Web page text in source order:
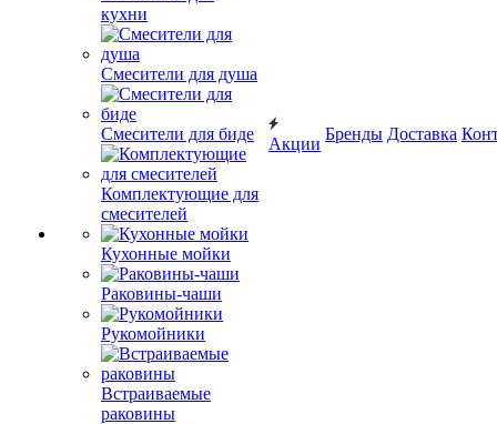
кухни
Смесители для душа
Смесители для биде
Комплектующие для
смесителей
Кухонные мойки
Раковины-чаши
Рукомойники
Встраиваемые
раковины
Акции
Бренды Доставка